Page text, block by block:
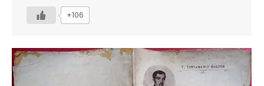
+106